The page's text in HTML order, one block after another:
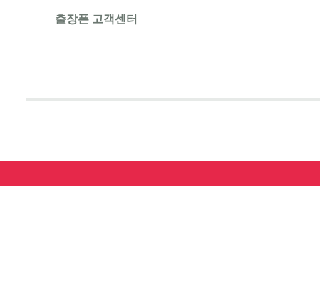
출장폰 고객센터